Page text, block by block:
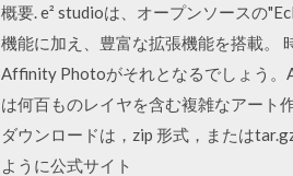
概要. e² studioは、オープンソースの
機能に加え、豊富な拡張機能を搭載。
Affinity Photoがそれとなるでしょう
は何百ものレイヤを含む複雑なアート
ダウンロードは，zip 形式，または
ように公式サイト